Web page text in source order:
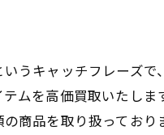
うキャッチフレーズ
ムを高価買取いたし
商品を取り扱ってお